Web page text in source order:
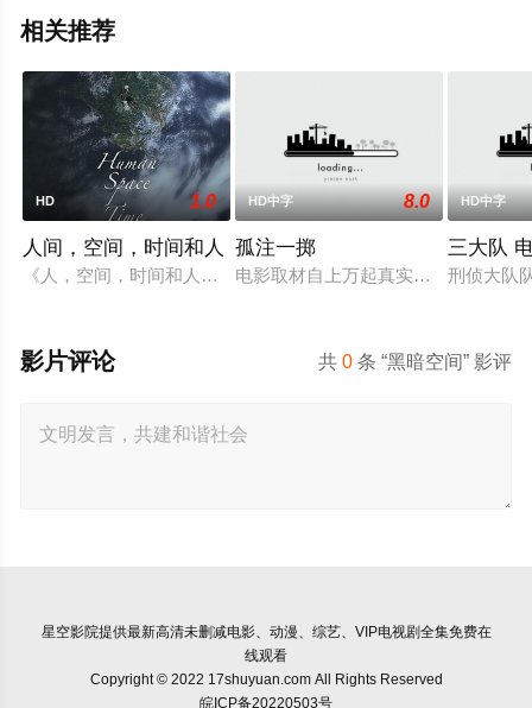
相关推荐
HD 1.0
人间，空间，时间和人
《人，空间，时间和人》讲述了一艘老军舰上不同年龄和职业
HD中字 8.0
孤注一掷
电影取材自上万起真实诈骗案例，境
HD中字
三大队
刑侦大队
共0 条 “黑暗空间” 影评
影片评论
星空影院提供最新高清未删减电影、动漫、综艺、VIP电视剧全集免费在
线观看
Copyright © 2022 17shuyuan.com All Rights Reserved
皖ICP备20220503号